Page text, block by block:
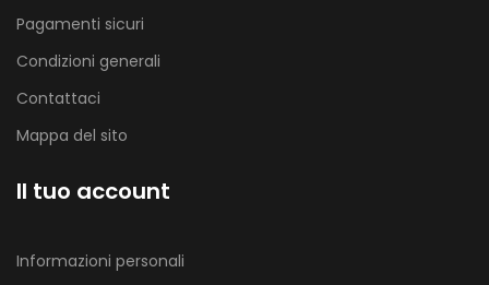
Pagamenti sicuri
Condizioni generali
Contattaci
Mappa del sito
Il tuo account
Informazioni personali